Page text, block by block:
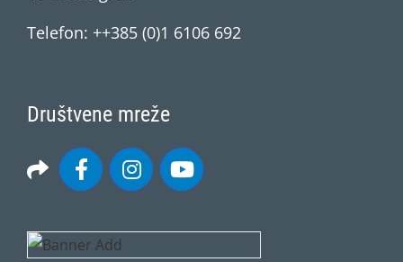
Telefon: ++385 (0)1 6106 692
Društvene mreže